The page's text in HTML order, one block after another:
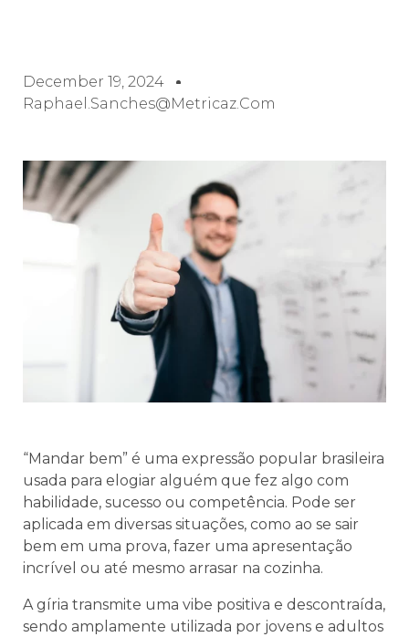
December 19, 2024
Raphael.sanches@metricaz.com
“Mandar bem” é uma expressão popular brasileira
usada para elogiar alguém que fez algo com
habilidade, sucesso ou competência. Pode ser
aplicada em diversas situações, como ao se sair
bem em uma prova, fazer uma apresentação
incrível ou até mesmo arrasar na cozinha.
A gíria transmite uma vibe positiva e descontraída,
sendo amplamente utilizada por jovens e adultos